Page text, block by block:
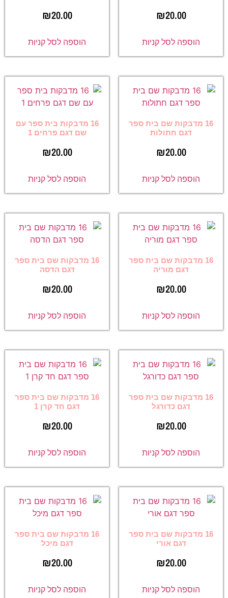
₪20.00
הוספה לסל קניות
₪20.00
הוספה לסל קניות
16 מדבקות שם בית ספר
דגם חתולות
₪20.00
הוספה לסל קניות
16 מדבקות בית ספר עם
שם דגם פרחים 1
₪20.00
הוספה לסל קניות
16 מדבקות שם בית ספר
דגם מוריה
₪20.00
הוספה לסל קניות
16 מדבקות שם בית ספר
דגם הדסה
₪20.00
הוספה לסל קניות
16 מדבקות שם בית ספר
דגם כדורגל
₪20.00
הוספה לסל קניות
16 מדבקות שם בית ספר
דגם חד קרן 1
₪20.00
הוספה לסל קניות
16 מדבקות שם בית ספר
דגם אורי
₪20.00
הוספה לסל קניות
16 מדבקות שם בית ספר
דגם מיכל
₪20.00
הוספה לסל קניות